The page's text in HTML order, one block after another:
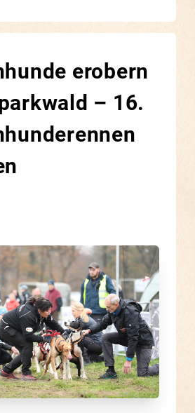
erobern
– 16.